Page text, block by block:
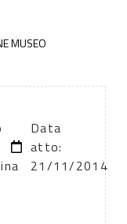
MUSEO
Data
atto:
21/11/2014